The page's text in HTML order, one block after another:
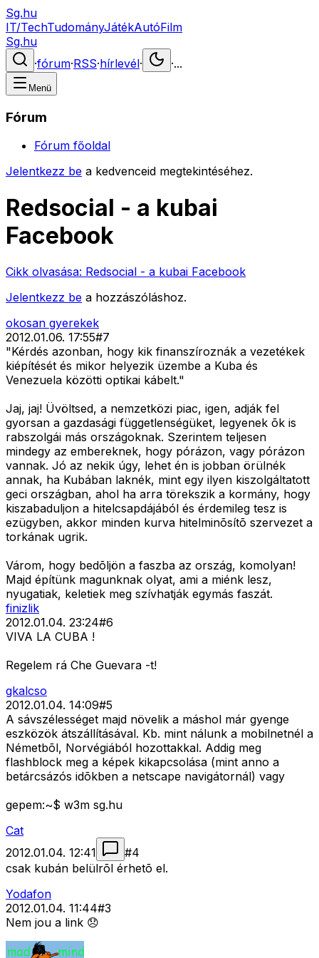
Sg.hu
IT/TechTudományJátékAutóFilm
Sg.hu
·fórum·RSS·hírlevél· ·...
Menü
Fórum
Fórum főoldal
Jelentkezz be a kedvenceid megtekintéséhez.
Redsocial - a kubai
Facebook
Cikk olvasása: Redsocial - a kubai Facebook
Jelentkezz be a hozzászóláshoz.
okosan gyerekek
2012.01.06. 17:55#7
"Kérdés azonban, hogy kik finanszíroznák a vezetékek
kiépítését és mikor helyezik üzembe a Kuba és
Venezuela közötti optikai kábelt."
Jaj, jaj! Üvöltsed, a nemzetközi piac, igen, adják fel
gyorsan a gazdasági függetlenségüket, legyenek õk is
rabszolgái más országoknak. Szerintem teljesen
mindegy az embereknek, hogy pórázon, vagy pórázon
vannak. Jó az nekik úgy, lehet én is jobban örülnék
annak, ha Kubában laknék, mint egy ilyen kiszolgáltatott
geci országban, ahol ha arra törekszik a kormány, hogy
kiszabaduljon a hitelcsapdájából és érdemileg tesz is
ezügyben, akkor minden kurva hitelminõsítõ szervezet a
torkának ugrik.
Várom, hogy bedõljön a faszba az ország, komolyan!
Majd építünk magunknak olyat, ami a miénk lesz,
nyugatiak, keletiek meg szívhatják egymás faszát.
finizlik
2012.01.04. 23:24#6
VIVA LA CUBA !
Regelem rá Che Guevara -t!
gkalcso
2012.01.04. 14:09#5
A sávszélességet majd növelik a máshol már gyenge
eszközök átszállításával. Kb. mint nálunk a mobilnetnél a
Németbõl, Norvégiából hozottakkal. Addig meg
flashblock meg a képek kikapcsolása (mint anno a
betárcsázós idõkben a netscape navigátornál) vagy
gepem:~$ w3m sg.hu
Cat
2012.01.04. 12:41
#4
csak kubán belülrõl érhetõ el.
Yodafon
2012.01.04. 11:44#3
Nem jou a link 😞